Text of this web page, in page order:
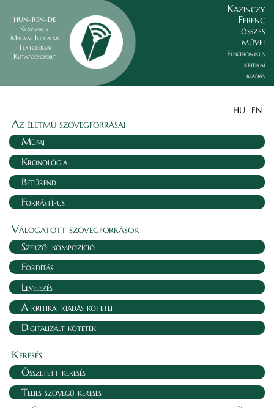
HUN–REN–DE
Klasszikus
Magyar Irodalmi
Textológiai
Kutatócsoport
Kazinczy
Ferenc
összes
művei
Elektronikus
kritikai
kiadás
HU EN
Az életmű szövegforrásai
Műfaj
Kronológia
Betűrend
Forrástípus
Válogatott szövegforrások
Szerzői kompozíció
Fordítás
Levelezés
A kritikai kiadás kötetei
Digitalizált kötetek
Keresés
Összetett keresés
Teljes szövegű keresés